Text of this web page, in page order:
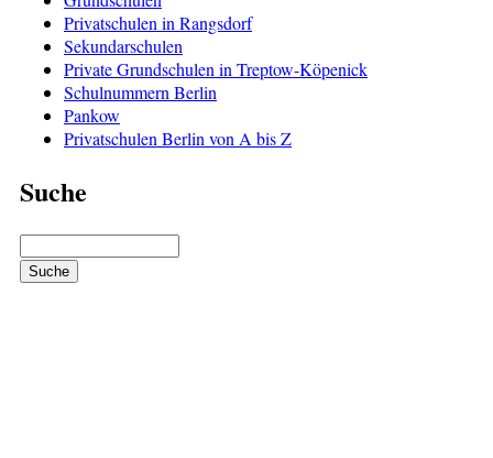
Privatschulen in Rangsdorf
Sekundarschulen
Private Grundschulen in Treptow-Köpenick
Schulnummern Berlin
Pankow
Privatschulen Berlin von A bis Z
Suche